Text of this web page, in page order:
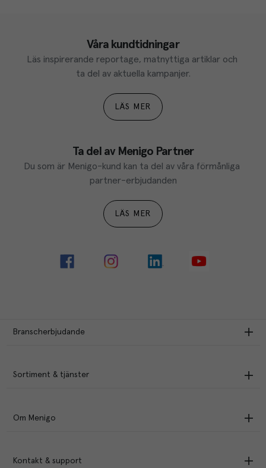
Våra kundtidningar
Läs inspirerande reportage, matnyttiga artiklar och
ta del av aktuella kampanjer.
LÄS MER
Ta del av Menigo Partner
Du som är Menigo-kund kan ta del av våra förmånliga
partner-erbjudanden
LÄS MER
Branscherbjudande
Sortiment & tjänster
Om Menigo
Kontakt & support